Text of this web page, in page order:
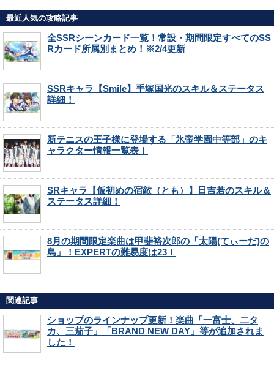
最近人気の攻略記事
全SSRシーンカード一覧！常設・期間限定すべてのSS
Rカード所属別まとめ！※2/4更新
SSRキャラ【Smile】手塚国光のスキル＆ステータス
詳細！
新テニスの王子様に登場する「氷帝学園中等部」のキ
ャラクター情報一覧表！
SRキャラ【仮初めの宿敵（とも）】日吉若のスキル＆
ステータス詳細！
8月の期間限定楽曲は甲斐裕次郎の「太陽(てぃーだ)の
島」！EXPERTの難易度は23！
関連記事
ショップのラインナップ更新！楽曲「一富士、二タ
カ、三茄子」「BRAND NEW DAY」等が追加されま
した！